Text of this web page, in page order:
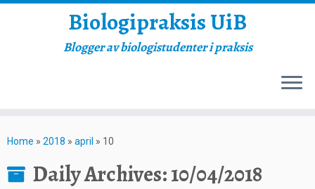
to
Biologipraksis UiB
Blogger av biologistudenter i praksis
Home » 2018 » april » 10
Daily Archives:10/04/2018